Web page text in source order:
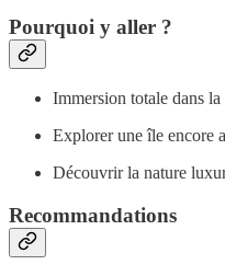
Pourquoi y aller ?
Immersion totale dans
Explorer une île encore
Découvrir la nature
Recommandations